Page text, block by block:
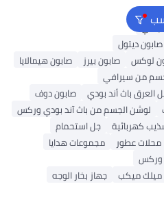
صابون ديتول
لوكس صابون بيرز
صابون هيمالايا
من سيرافي
العرق باث أند بودي
صابون دوف
لوشن الجسم من باث آند بودي وركس
كهربائية
جل استحمام
محلات عطور
مجموعات هدايا
وركس
ميلك ميكب
جهاز بخار الوجه